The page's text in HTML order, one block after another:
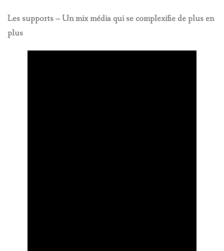
Les supports – Un mix média qui se complexifie de plus en
plus